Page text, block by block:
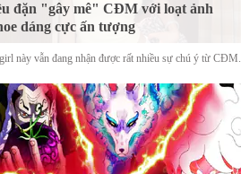
đặn "gây mê" CĐM với loạt ảnh
dáng cực ấn tượng
này vẫn đang nhận được rất nhiều sự chú ý từ CĐM.